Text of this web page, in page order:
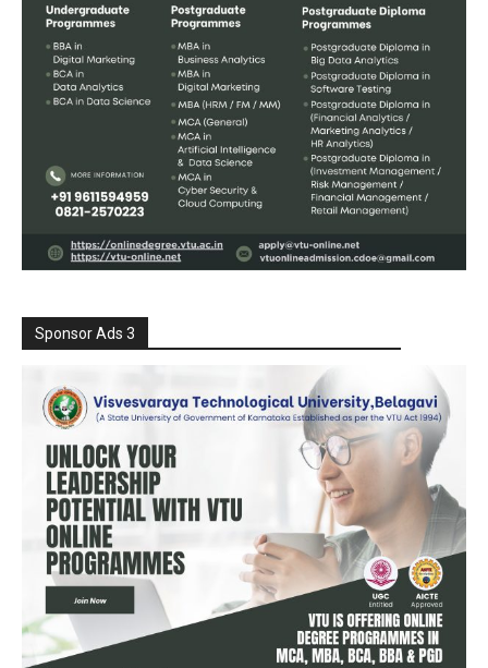
Sponsor Ads 3